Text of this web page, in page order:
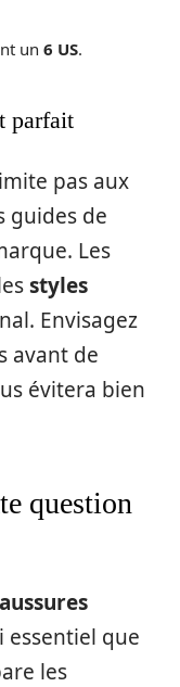
un 6 US.
parfait
pas aux
guides de
Les
styles
Envisagez
avant de
évitera bien
question
essentiel que
les